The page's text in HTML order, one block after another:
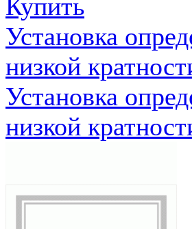
Купить
Установка
низкой
Установка
низкой